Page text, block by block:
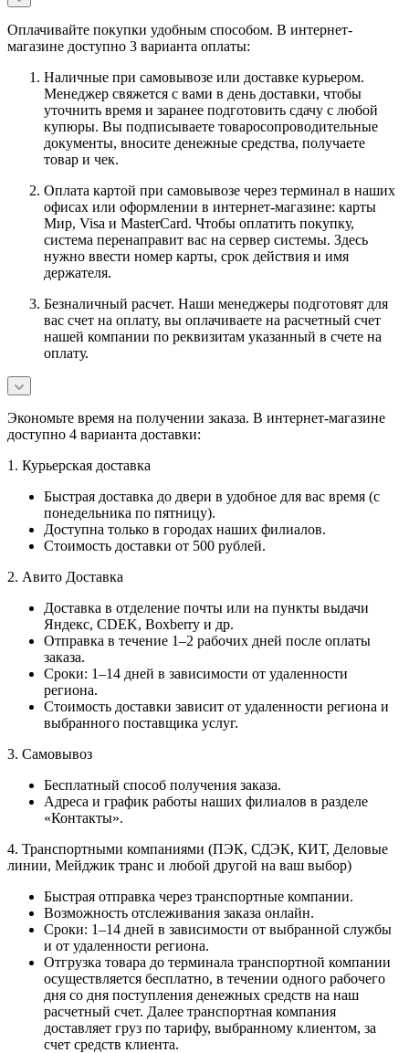
Оплачивайте покупки удобным способом. В интернет-
магазине доступно 3 варианта оплаты:
Наличные при самовывозе или доставке курьером.
Менеджер свяжется с вами в день доставки, чтобы
уточнить время и заранее подготовить сдачу с любой
купюры. Вы подписываете товаросопроводительные
документы, вносите денежные средства, получаете
товар и чек.
Оплата картой при самовывозе через терминал в наших
офисах или оформлении в интернет-магазине: карты
Мир, Visa и MasterCard. Чтобы оплатить покупку,
система перенаправит вас на сервер системы. Здесь
нужно ввести номер карты, срок действия и имя
держателя.
Безналичный расчет. Наши менеджеры подготовят для
вас счет на оплату, вы оплачиваете на расчетный счет
нашей компании по реквизитам указанный в счете на
оплату.
Экономьте время на получении заказа. В интернет-магазине
доступно 4 варианта доставки:
1. Курьерская доставка
Быстрая доставка до двери в удобное для вас время (с
понедельника по пятницу).
Доступна только в городах наших филиалов.
Стоимость доставки от 500 рублей.
2. Авито Доставка
Доставка в отделение почты или на пункты выдачи
Яндекс, CDEK, Boxberry и др.
Отправка в течение 1–2 рабочих дней после оплаты
заказа.
Сроки: 1–14 дней в зависимости от удаленности
региона.
Стоимость доставки зависит от удаленности региона и
выбранного поставщика услуг.
3. Самовывоз
Бесплатный способ получения заказа.
Адреса и график работы наших филиалов в разделе
«Контакты».
4. Транспортными компаниями (ПЭК, СДЭК, КИТ, Деловые
линии, Мейджик транс и любой другой на ваш выбор)
Быстрая отправка через транспортные компании.
Возможность отслеживания заказа онлайн.
Сроки: 1–14 дней в зависимости от выбранной службы
и от удаленности региона.
Отгрузка товара до терминала транспортной компании
осуществляется бесплатно, в течении одного рабочего
дня со дня поступления денежных средств на наш
расчетный счет. Далее транспортная компания
доставляет груз по тарифу, выбранному клиентом, за
счет средств клиента.